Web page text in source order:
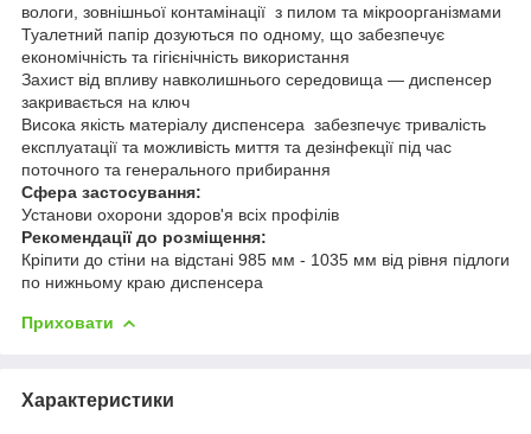
вологи, зовнішньої контамінації з пилом та мікроорганізмами
Туалетний папір дозуються по одному, що забезпечує
економічність та гігієнічність використання
Захист від впливу навколишнього середовища ― диспенсер
закривається на ключ
Висока якість матеріалу диспенсера забезпечує тривалість
експлуатації та можливість миття та дезінфекції під час
поточного та генерального прибирання
Сфера застосування:
Установи охорони здоров'я всіх профілів
Рекомендації до розміщення:
Кріпити до стіни на відстані 985 мм - 1035 мм від рівня підлоги
по нижньому краю диспенсера
Приховати
Характеристики